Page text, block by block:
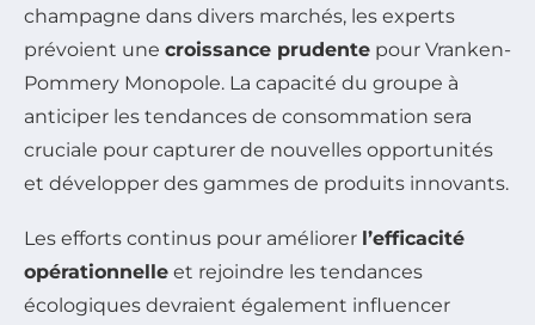
champagne dans divers marchés, les experts
prévoient une croissance prudente pour Vranken-
Pommery Monopole. La capacité du groupe à
anticiper les tendances de consommation sera
cruciale pour capturer de nouvelles opportunités
et développer des gammes de produits innovants.
Les efforts continus pour améliorer l’efficacité
opérationnelle et rejoindre les tendances
écologiques devraient également influencer